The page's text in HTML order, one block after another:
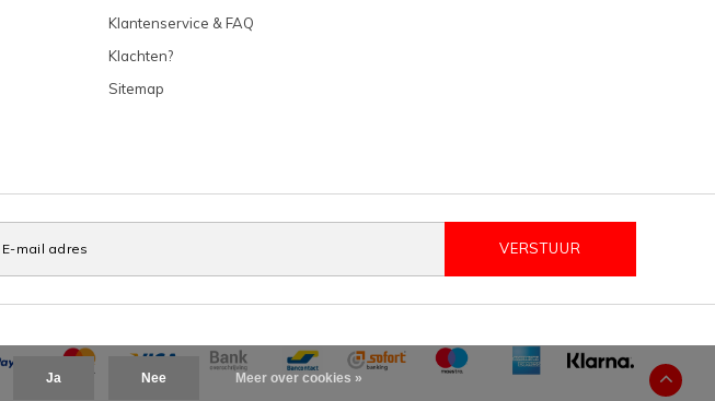
Klantenservice & FAQ
Klachten?
Sitemap
VERSTUUR
Ja Nee Meer over cookies »